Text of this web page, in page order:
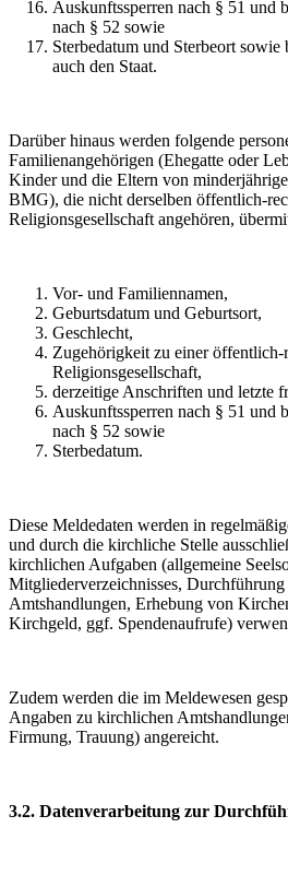
Auskunftssperren nach § 51 und
nach § 52 sowie
Sterbedatum und Sterbeort
auch den Staat.
Darüber hinaus werden folgende
Familienangehörigen (Ehegatte oder
Kinder und die Eltern von
BMG), die nicht derselben öffentlich-
Religionsgesellschaft angehören,
Vor- und Familiennamen,
Geburtsdatum und Geburtsort,
Geschlecht,
Zugehörigkeit zu einer öffentlich-
Religionsgesellschaft,
derzeitige Anschriften und letzte
Auskunftssperren nach § 51 und
nach § 52 sowie
Sterbedatum.
Diese Meldedaten werden in
und durch die kirchliche Stelle
kirchlichen Aufgaben (allgemeine
Mitgliederverzeichnisses,
Amtshandlungen, Erhebung von
Kirchgeld, ggf. Spendenaufrufe)
Zudem werden die im Meldewesen
Angaben zu kirchlichen
Firmung, Trauung) angereicht.
3.2. Datenverarbeitung zur